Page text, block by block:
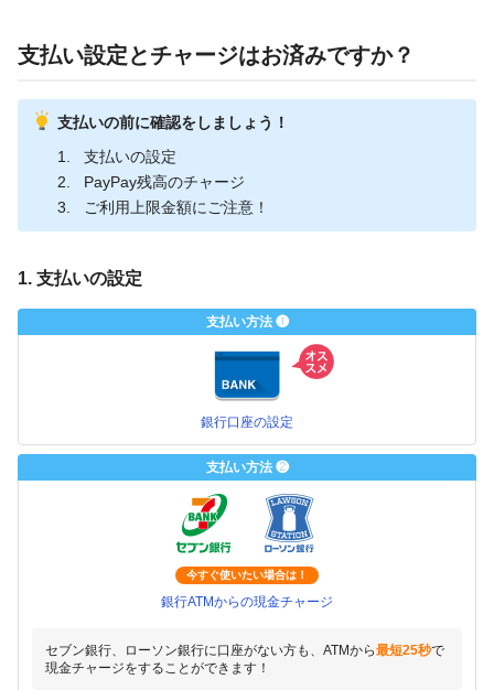
支払い設定とチャージはお済みですか？
支払いの前に確認をしましょう！
支払いの設定
PayPay残高のチャージ
ご利用上限金額にご注意！
1. 支払いの設定
支払い方法 ❶
銀行口座の設定
支払い方法 ❷
今すぐ使いたい場合は！
銀行ATMからの現金チャージ
セブン銀行、ローソン銀行に口座がない方も、ATMから最短25秒で
現金チャージをすることができます！